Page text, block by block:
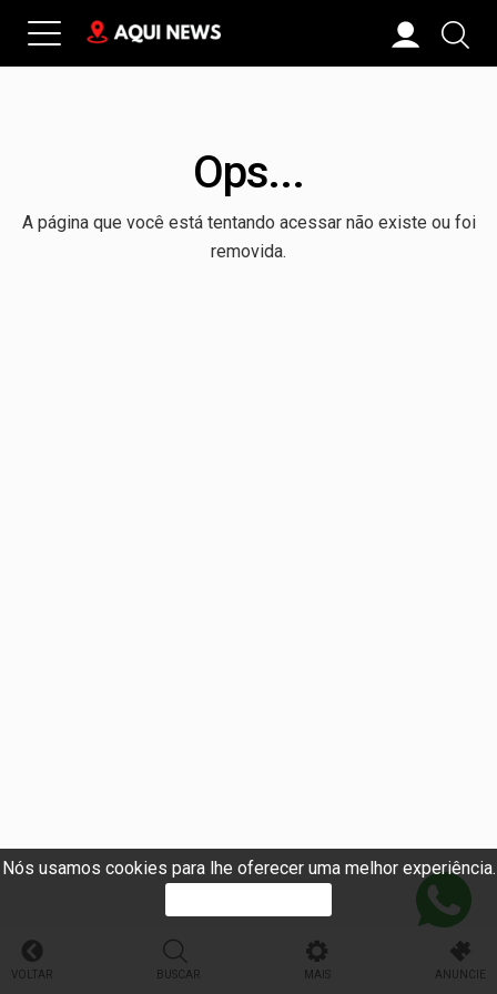
Nós usamos cookies para lhe oferecer uma melhor experiência.
Ops...
A página que você está tentando acessar não existe ou foi
removida.
VOLTAR BUSCAR MAIS ANUNCIE